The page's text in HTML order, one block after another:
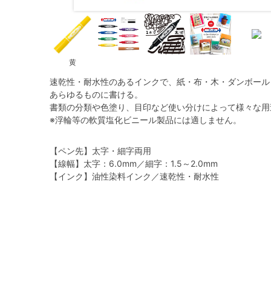
黄
速乾性・耐水性のあるインクで、紙・布・木・ダンボー
あらゆるものに書ける。
書類の分類や色塗り、目印など使い分けによって様々な用
※浮輪等の軟質塩化ビニール製品には適しません。
【ペン先】太字・細字両用
【線幅】太字：6.0mm／細字：1.5～2.0mm
【インク】油性染料インク／速乾性・耐水性